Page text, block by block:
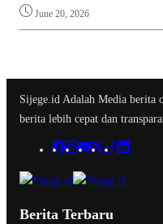
June 20, 2026
Sijege.id Adalah Media berita
berita lebih cepat dan
Berita Terbaru